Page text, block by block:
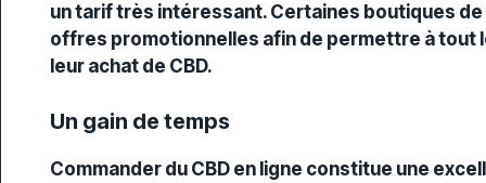
un tarif très intéressant. Certaines boutiques de
offres promotionnelles afin de permettre à tout
leur achat de CBD.
Un gain de temps
Commander du CBD en ligne constitue une